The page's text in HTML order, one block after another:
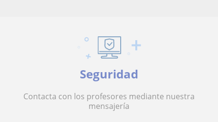
Seguridad
Contacta con los profesores mediante nuestra
mensajería